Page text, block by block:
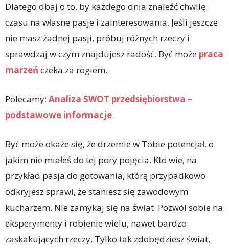
Dlatego dbaj o to, by każdego dnia znaleźć chwilę
czasu na własne pasje i zainteresowania. Jeśli jeszcze
nie masz żadnej pasji, próbuj różnych rzeczy i
sprawdzaj w czym znajdujesz radość. Być może praca
marzeń czeka za rogiem.
Polecamy: Analiza SWOT przedsiębiorstwa –
podstawowe informacje
Być może okaże się, że drzemie w Tobie potencjał, o
jakim nie miałeś do tej pory pojęcia. Kto wie, na
przykład pasja do gotowania, którą przypadkowo
odkryjesz sprawi, że staniesz się zawodowym
kucharzem. Nie zamykaj się na świat. Pozwól sobie na
eksperymenty i robienie wielu, nawet bardzo
zaskakujących rzeczy. Tylko tak zdobędziesz świat.